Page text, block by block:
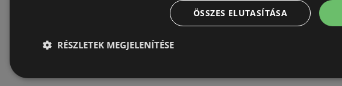
ÖSSZES ELUTASÍTÁSA
RÉSZLETEK MEGJELENÍTÉSE